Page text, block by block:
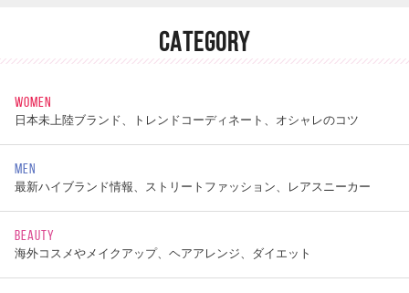
CATEGORY
WOMEN
日本未上陸ブランド、トレンドコーディネート、オシャレのコツ
MEN
最新ハイブランド情報、ストリートファッション、レアスニーカー
BEAUTY
海外コスメやメイクアップ、ヘアアレンジ、ダイエット